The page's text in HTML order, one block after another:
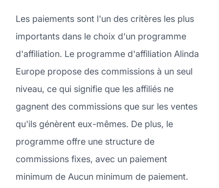
Les paiements sont l'un des critères les plus
importants dans le choix d'un programme
d'affiliation. Le programme d'affiliation Alinda
Europe propose des commissions à un seul
niveau, ce qui signifie que les affiliés ne
gagnent des commissions que sur les ventes
qu'ils génèrent eux-mêmes. De plus, le
programme offre une structure de
commissions fixes, avec un paiement
minimum de Aucun minimum de paiement.